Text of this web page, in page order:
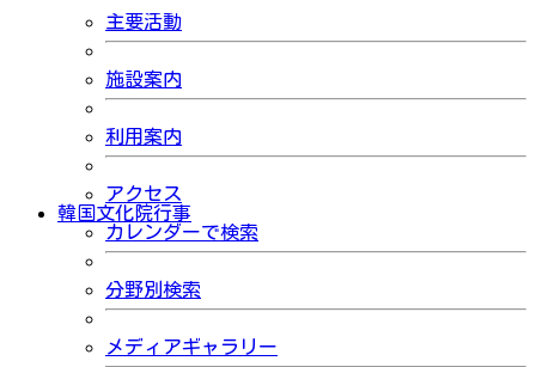
主要活動
施設案内
利用案内
アクセス
韓国文化院行事
カレンダーで検索
分野別検索
メディアギャラリー